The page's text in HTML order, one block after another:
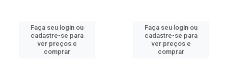
Faça seu login ou
cadastre-se para
ver preços e
comprar
Faça seu login ou
cadastre-se para
ver preços e
comprar